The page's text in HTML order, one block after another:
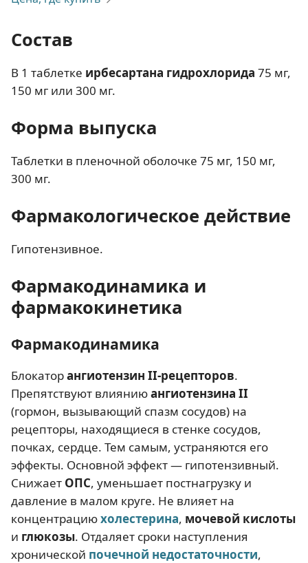
Состав
В 1 таблетке ирбесартана гидрохлорида 75 мг,
150 мг или 300 мг.
Форма выпуска
Таблетки в пленочной оболочке 75 мг, 150 мг,
300 мг.
Фармакологическое действие
Гипотензивное.
Фармакодинамика и
фармакокинетика
Фармакодинамика
Блокаторангиотензин II-рецепторов.
Препятствуют влияниюангиотензина II
(гормон, вызывающий спазм сосудов) на
рецепторы, находящиеся в стенке сосудов,
почках, сердце. Тем самым, устраняются его
эффекты. Основной эффект — гипотензивный.
Снижает ОПС, уменьшает постнагрузку и
давление в малом круге. Не влияет на
концентрациюхолестерина, мочевой кислоты
и глюкозы. Отдаляет сроки наступления
хронической почечной недостаточности,